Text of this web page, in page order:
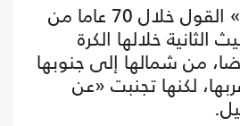
وتواصل «هآرتس» القول خلال 70 عاما من
الثانية خلالها الكرة
من شمالها إلى جنوبها
لكنها تجنبت «عن